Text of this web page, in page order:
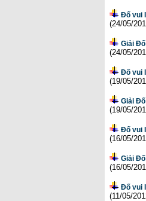
Đố vui
(24/05/
Giải
(24/05/
Đố vui
(19/05/
Giải
(19/05/
Đố vui
(16/05/
Giải
(16/05/
Đố vui
(11/05/